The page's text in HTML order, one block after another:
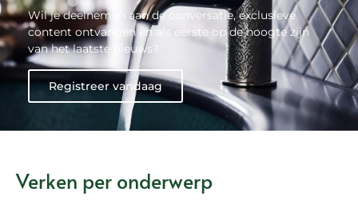
Wil je deelnemen aan de conversatie, exclusieve
content ontvangen en als eerste op de hoogte zijn
van het laatste nieuws?
Registreer vandaag
Verken per onderwerp